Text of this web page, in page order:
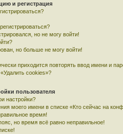
и регистрация
но не могу войти!
но больше не могу войти!
приходится повторять ввод имени и
cookies»?
пользователя
настройки?
моего имени в списке «Кто сейчас на
время!
но время всё равно неправильное!